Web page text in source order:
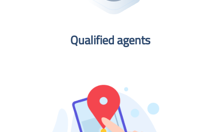
Qualified agents​